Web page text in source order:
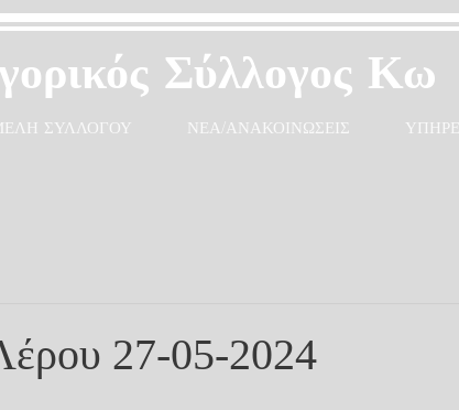
Σύλλογος Κω
ΣΥΛΛΟΓΟΥ ΝΕΑ/ΑΝΑΚΟΙΝΩΣΕΙΣ
27-05-2024